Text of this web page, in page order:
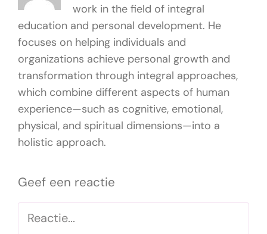
work in the field of integral
education and personal development. He
focuses on helping individuals and
organizations achieve personal growth and
transformation through integral approaches,
which combine different aspects of human
experience—such as cognitive, emotional,
physical, and spiritual dimensions—into a
holistic approach.
Geef een reactie
Reactie